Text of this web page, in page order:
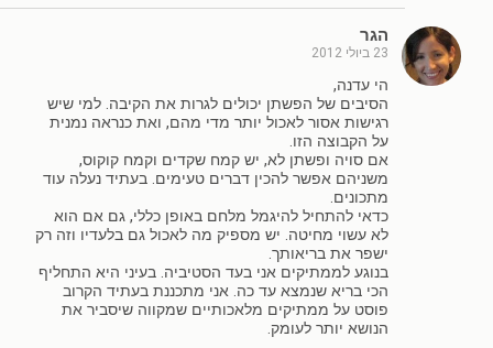
הגר
23 ביולי 2012
הי עדנה,
הסיבים של הפשתן יכולים לגרות את הקיבה. למי שיש
רגישות אסור לאכול יותר מדי מהם, ואת כנראה נמנית
על הקבוצה הזו.
אם סויה ופשתן לא, יש קמח שקדים וקמח קוקוס,
משניהם אפשר להכין דברים טעימים. בעתיד נעלה עוד
מתכונים.
כדאי להתחיל להיגמל מלחם באופן כללי, גם אם הוא
לא עשוי מחיטה. יש מספיק מה לאכול גם בלעדיו וזה רק
ישפר את בריאותך.
בנוגע לממתיקים אני בעד הסטיביה. בעיני היא התחליף
הכי בריא שנמצא עד כה. אני מתכננת בעתיד הקרוב
פוסט על ממתיקים מלאכותיים שמקווה שיסביר את
הנושא יותר לעומק.